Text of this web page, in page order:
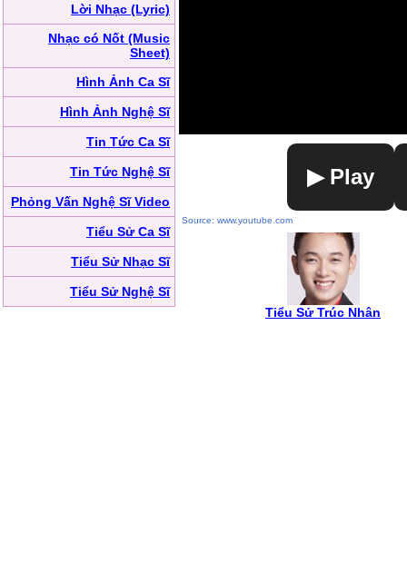
Lời Nhạc (Lyric)
Nhạc có Nốt (Music
Sheet)
Hình Ảnh Ca Sĩ
Hình Ảnh Nghệ Sĩ
Tin Tức Ca Sĩ
Tin Tức Nghệ Sĩ
Phỏng Vấn Nghệ Sĩ Video
Tiểu Sử Ca Sĩ
Tiểu Sử Nhạc Sĩ
Tiểu Sử Nghệ Sĩ
▶ Play
Source: www.youtube.com
Tiểu Sử Trúc Nhân